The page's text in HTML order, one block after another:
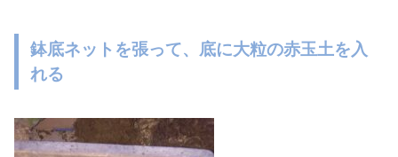
鉢底ネットを張って、底に大粒の赤玉土を入
れる